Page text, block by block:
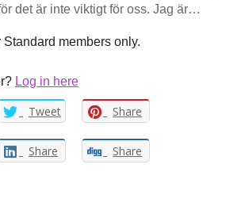
det är inte viktigt för oss. Jag är…
members only.
Log in here
Tweet Share
Share Share